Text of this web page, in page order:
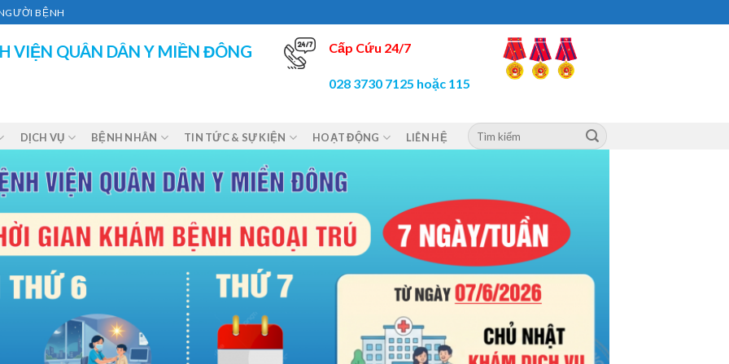
BỆNH
VIỆN QUÂN DÂN Y MIỀN ĐÔNG Cấp Cứu 24/7
028 3730 7125 hoặc 115
DỊCH VỤ BỆNH NHÂN TIN TỨC & SỰ KIỆN HOẠT ĐỘNG LIÊN HỆ